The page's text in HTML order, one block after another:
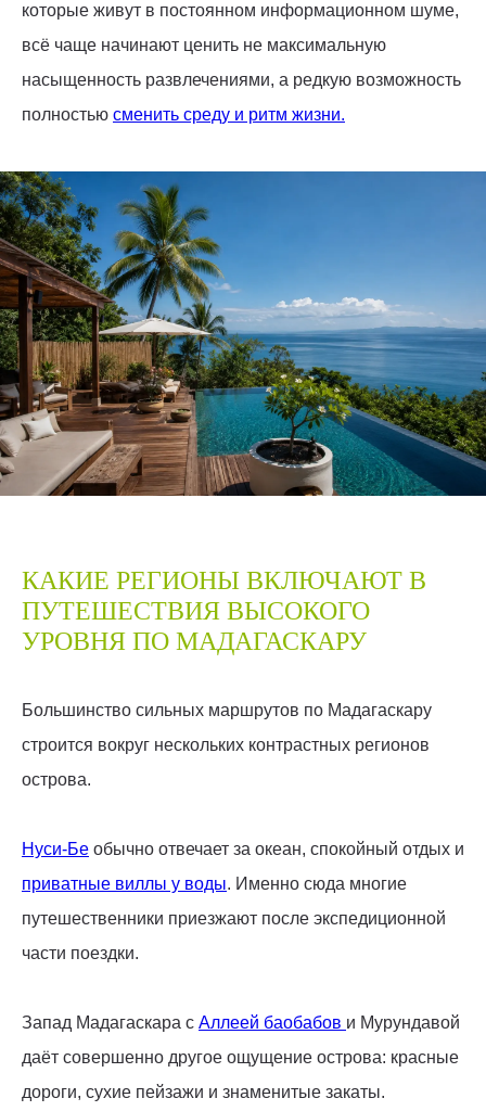
которые живут в постоянном информационном шуме,
всё чаще начинают ценить не максимальную
насыщенность развлечениями, а редкую возможность
полностью сменить среду и ритм жизни.
КАКИЕ РЕГИОНЫ ВКЛЮЧАЮТ В
ПУТЕШЕСТВИЯ ВЫСОКОГО
УРОВНЯ ПО МАДАГАСКАРУ
Большинство сильных маршрутов по Мадагаскару
строится вокруг нескольких контрастных регионов
острова.
Нуси-Бе обычно отвечает за океан, спокойный отдых и
приватные виллы у воды. Именно сюда многие
путешественники приезжают после экспедиционной
части поездки.
Запад Мадагаскара с Аллеей баобабов и Мурундавой
даёт совершенно другое ощущение острова: красные
дороги, сухие пейзажи и знаменитые закаты.